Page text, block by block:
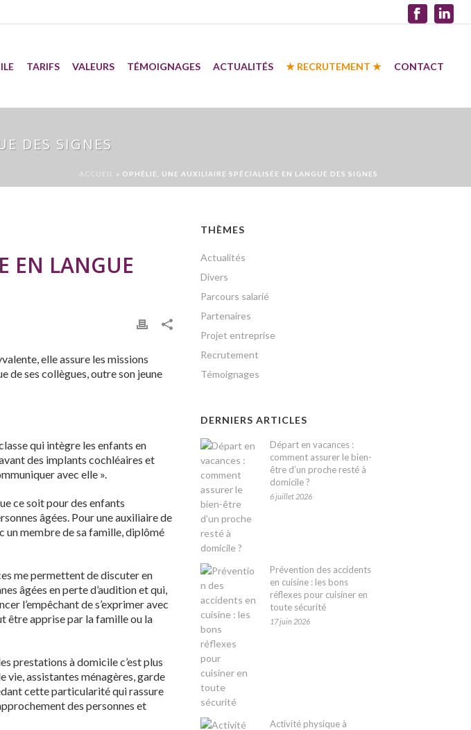
TARIFS VALEURS TÉMOIGNAGES ACTUALITÉS ★ RECRUTEMENT ★ CONTACT
DES SIGNES
ACCUEIL » OPHÉLIE, UNE AUXILIAIRE SPÉCIALISÉE EN LANGUE DES SIGNES
EN LANGUE
elle assure les missions
de ses collègues, outre son jeune
qui intègre les enfants en
des implants cochléaires et
avec elle ».
ce soit pour des enfants
âgées. Pour une auxiliaire de
un membre de sa famille, diplômé
me permettent de discuter en
âgées en perte d’audition et qui,
l’empêchant de s’exprimer avec
être apprise par la famille ou la
prestations à domicile c’est plus
vie, assistantes ménagères, garde
cette particularité qui rassure
des personnes et
THÈMES
Actualités
Divers
Parcours salarié
Partenaires
Projet entreprise
Recrutement
Témoignages
DERNIERS ARTICLES
Départ en vacances :
comment assurer le bien-
être d’un proche resté à
domicile ?
6 juillet 2026
Prévention des accidents
en cuisine : les bons
réflexes pour cuisiner en
toute sécurité
17 juin 2026
Activité physique à